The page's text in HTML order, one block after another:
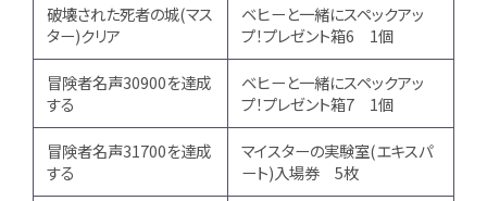
破壊された死者の城(マス
ター)クリア
ベヒーと一緒にスペックアッ
プ！プレゼント箱6 1個
冒険者名声30900を達成
する
ベヒーと一緒にスペックアッ
プ！プレゼント箱7 1個
冒険者名声31700を達成
する
マイスターの実験室(エキスパ
ート)入場券 5枚